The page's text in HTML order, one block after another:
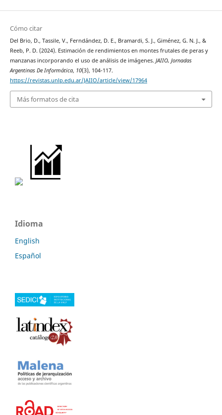
Cómo citar
Del Brio, D., Tassile, V., Ferndández, D. E., Bramardi, S. J., Giménez, G. N. J., &
Reeb, P. D. (2024). Estimación de rendimientos en montes frutales de peras y
manzanas incorporando el uso de análisis de imágenes. JAIIO, Jornadas
Argentinas De Informática, 10(3), 104-117.
https://revistas.unlp.edu.ar/JAIIO/article/view/17964
Más formatos de cita
Idioma
English
Español